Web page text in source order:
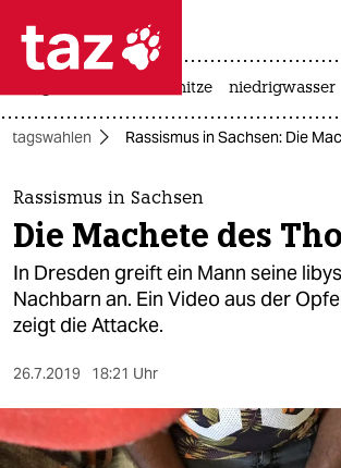
 taz zahl ich
taz zahl ich
themen
politik
öko
gesellschaft
sport
hitze niedrigwasser
Rassismus in Sachsen: Die
Rassismus in Sachsen
Die Machete des
In Dresden greift ein Mann seine
Nachbarn an. Ein Video aus der
zeigt die Attacke.
26.7.2019 18:21 Uhr